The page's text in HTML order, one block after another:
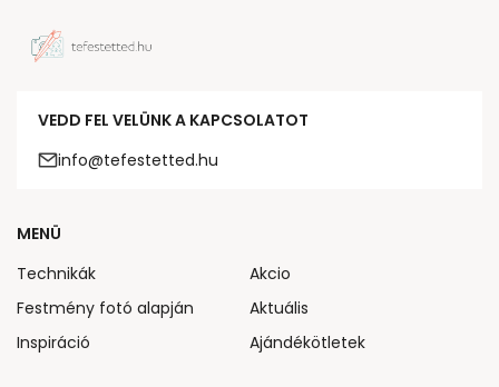
VEDD FEL VELÜNK A KAPCSOLATOT
info@tefestetted.hu
MENÜ
Technikák
Festmény fotó alapján
Inspiráció
Akcio
Aktuális
Ajándékötletek